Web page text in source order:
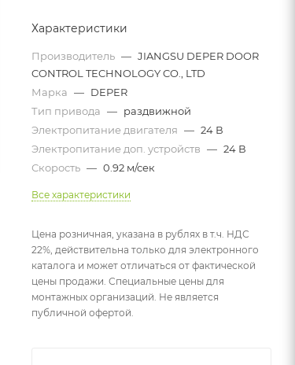
Характеристики
Производитель — JIANGSU DEPER DOOR
CONTROL TECHNOLOGY CO., LTD
Марка — DEPER
Тип привода — раздвижной
Электропитание двигателя — 24 В
Электропитание доп. устройств — 24 В
Скорость — 0.92 м/сек
Все характеристики
Цена розничная, указана в рублях в т.ч. НДС
22%, действительна только для электронного
каталога и может отличаться от фактической
цены продажи. Специальные цены для
монтажных организаций. Не является
публичной офертой.